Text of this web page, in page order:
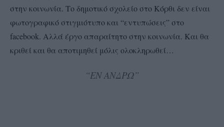
στην κοινωνία. Το δημοτικό σχολείο στο Κόρθι δεν είναι
φωτογραφικό στιγμιότυπο και “εντυπώσεις” στο
facebook. Αλλά έργο απαραίτητο στην κοινωνία. Και θα
κριθεί και θα αποτιμηθεί μόλις ολοκληρωθεί…
“ΕΝ ΑΝΔΡΩ”